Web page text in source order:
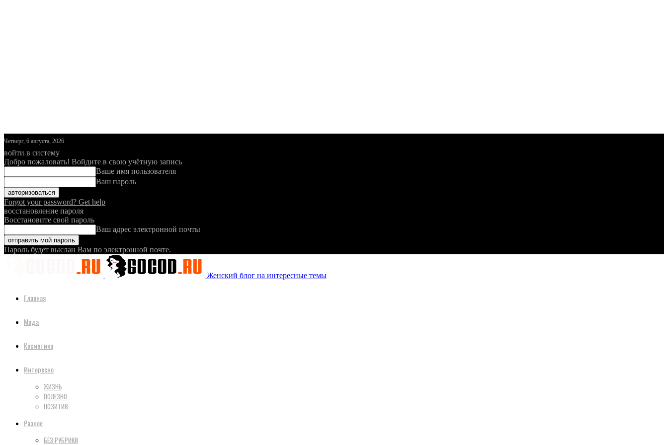
Четверг, 6 августа, 2026
войти в систему
Добро пожаловать! Войдите в свою учётную запись
Ваше имя пользователя
Ваш пароль
Forgot your password? Get help
восстановление пароля
Восстановите свой пароль
Ваш адрес электронной почты
Пароль будет выслан Вам по электронной почте.
Женский блог на интересные темы
Главная
Мода
Косметика
Интересно
ЖИЗНЬ
ПОЛЕЗНО
ПОЗИТИВ
Разное
БЕЗ РУБРИКИ